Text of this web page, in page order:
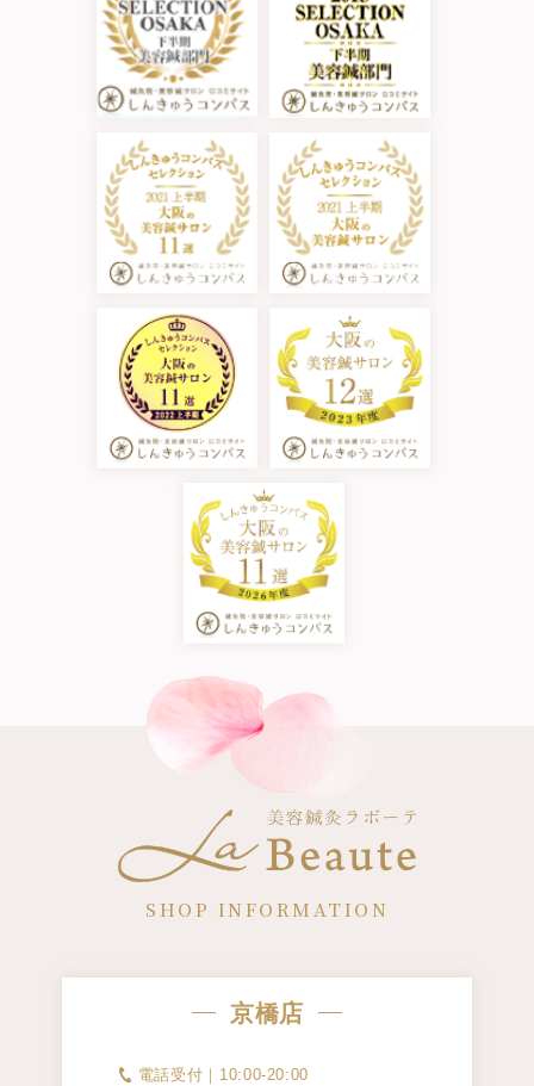
SHOP INFORMATION
京橋店
電話受付｜10:00-20:00